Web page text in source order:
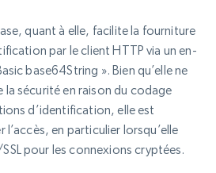
quant à elle, facilite la fourniture
par le client HTTP via un en-
base64String ». Bien qu’elle ne
la sécurité en raison du codage
d’identification, elle est
en particulier lorsqu’elle
pour les connexions cryptées.